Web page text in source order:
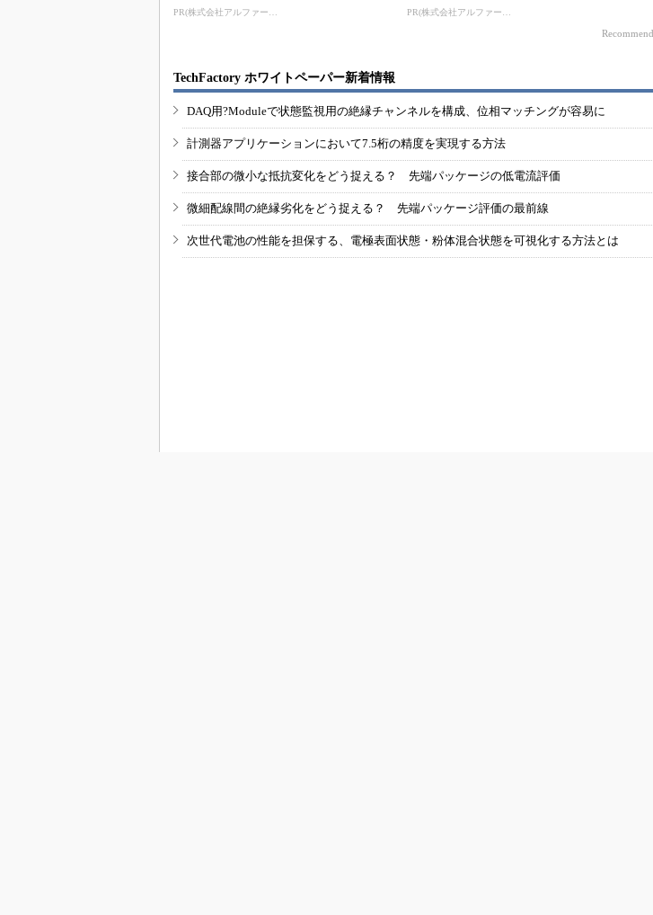
TechFactory ホワイトペーパー新着情報
DAQ用?Moduleで状態監視用の絶縁チャンネルを構成、位相マッチングが容易に
計測器アプリケーションにおいて7.5桁の精度を実現する方法
接合部の微小な抵抗変化をどう捉える？ 先端パッケージの低電流評価
微細配線間の絶縁劣化をどう捉える？ 先端パッケージ評価の最前線
次世代電池の性能を担保する、電極表面状態・粉体混合状態を可視化する方法とは